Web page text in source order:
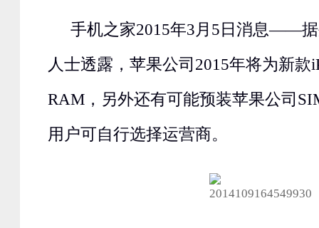
手机之家2015年3月5日消息——
人士透露，苹果公司2015年将为新款
RAM，另外还有可能预装苹果公司
用户可自行选择运营商。